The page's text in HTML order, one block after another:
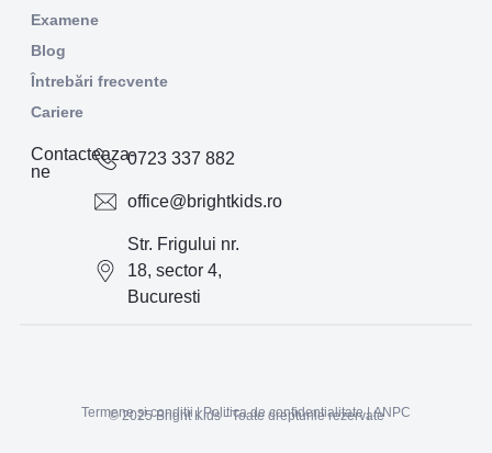
Examene
Blog
Întrebări frecvente
Cariere
Contacteaza-
ne
0723 337 882
office@brightkids.ro
Str. Frigului nr.
18, sector 4,
Bucuresti
© 2025 Bright Kids - Toate drepturile rezervate
Termene și condiții |Politica de confidentialitate|ANPC